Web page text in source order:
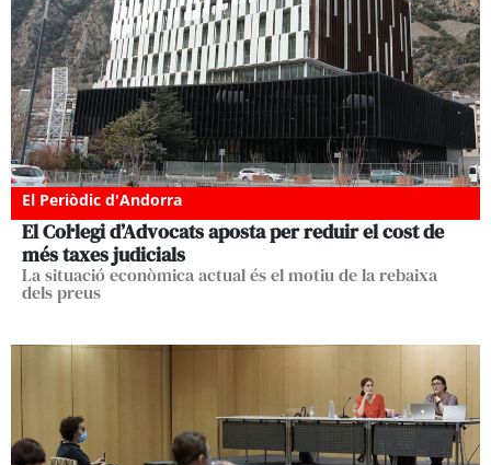
El Periòdic d'Andorra
El Col·legi d’Advocats aposta per reduir el cost de
més taxes judicials
La situació econòmica actual és el motiu de la rebaixa
dels preus